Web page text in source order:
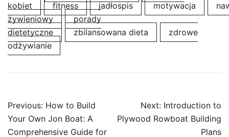
kobiet
fitness jadłospis motywacja
żywieniowy
porady
dietetyczne
zbilansowana dieta
zdrowe
odżywianie
Post
navigation
Previous: How to Build
Your Own Jon Boat: A
Comprehensive Guide for
Next: Introduction to
Plywood Rowboat Building
Plans